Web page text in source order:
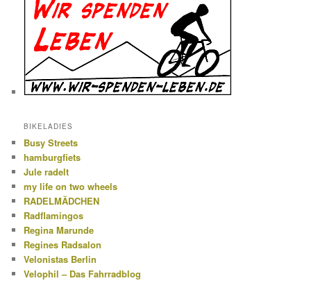
BIKELADIES
Busy Streets
hamburgfiets
Jule radelt
my life on two wheels
RADELMÄDCHEN
Radflamingos
Regina Marunde
Regines Radsalon
Velonistas Berlin
Velophil – Das Fahrradblog